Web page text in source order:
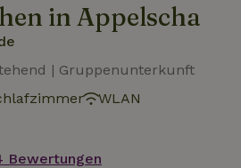
in Appelscha
| Gruppenunterkunft
WLAN
Bewertungen